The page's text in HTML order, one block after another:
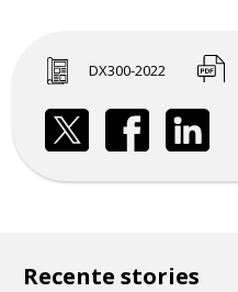
DX300-2022
Recente stories